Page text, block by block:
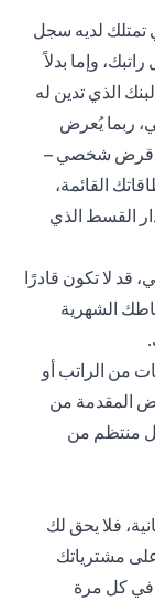
تمتلك لديه سجل
وإما بدلاً
الذي تدين له
ربما يُعرض
قرض شخصي –
القائمة،
القسط الذي
قد لا تكون قادرًا
الشهرية
من الراتب أو
المقدمة من
دخل منتظم من
فلا يحق لك
على مشترياتك
في كل مرة